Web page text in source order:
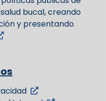
bucal, creando
y presentando